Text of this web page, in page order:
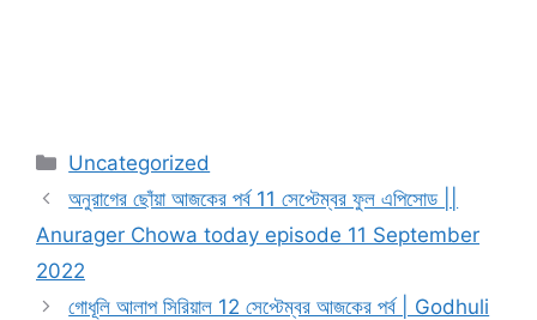
Categories
Uncategorized
অনুরাগের ছোঁয়া আজকের পর্ব 11 সেপ্টেম্বর ফুল এপিসোড ||
Anurager Chowa today episode 11 September
2022
গোধূলি আলাপ সিরিয়াল 12 সেপ্টেম্বর আজকের পর্ব | Godhuli